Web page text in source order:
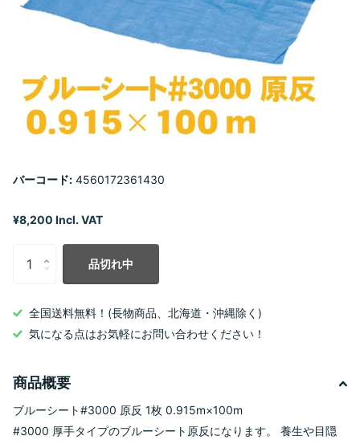
バーコード: 4560172361430
¥8,200 Incl. VAT
品切れ中
全国送料無料！(長物商品、北海道・沖縄除く)
気になる点はお気軽にお問い合わせください！
商品概要
ブルーシート#3000 原反 1枚 0.915m×100m
#3000 厚手タイプのブルーシート原反になります。 養生や目隠